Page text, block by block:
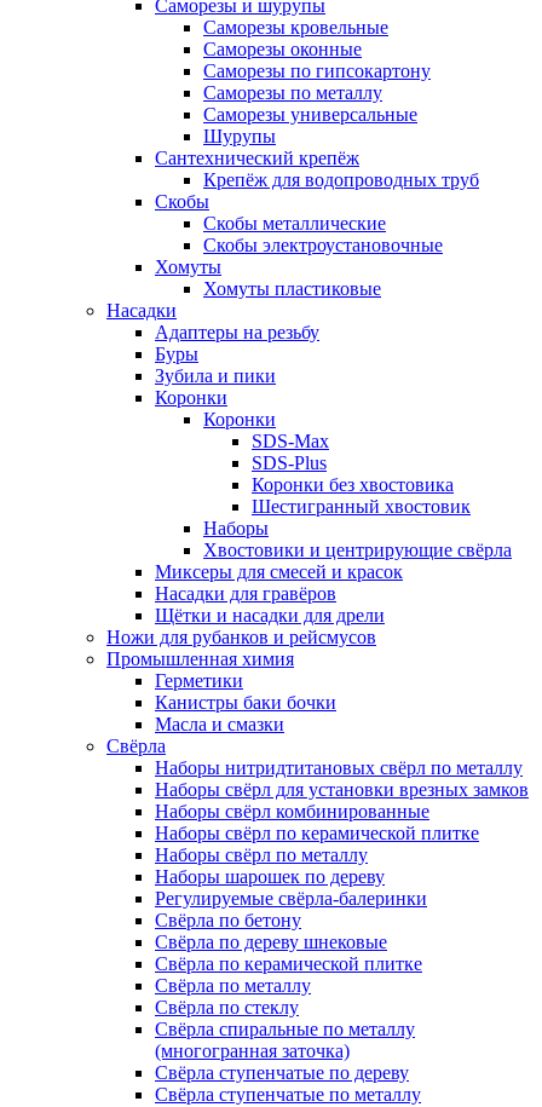
Саморезы и шурупы
Саморезы кровельные
Саморезы оконные
Саморезы по гипсокартону
Саморезы по металлу
Саморезы универсальные
Шурупы
Сантехнический крепёж
Крепёж для водопроводных труб
Скобы
Скобы металлические
Скобы электроустановочные
Хомуты
Хомуты пластиковые
Насадки
Адаптеры на резьбу
Буры
Зубила и пики
Коронки
Коронки
SDS-Max
SDS-Plus
Коронки без хвостовика
Шестигранный хвостовик
Наборы
Хвостовики и центрирующие свёрла
Миксеры для смесей и красок
Насадки для гравёров
Щётки и насадки для дрели
Ножи для рубанков и рейсмусов
Промышленная химия
Герметики
Канистры баки бочки
Масла и смазки
Свёрла
Наборы нитридтитановых свёрл по металлу
Наборы свёрл для установки врезных замков
Наборы свёрл комбинированные
Наборы свёрл по керамической плитке
Наборы свёрл по металлу
Наборы шарошек по дереву
Регулируемые свёрла-балеринки
Свёрла по бетону
Свёрла по дереву шнековые
Свёрла по керамической плитке
Свёрла по металлу
Свёрла по стеклу
Свёрла спиральные по металлу
(многогранная заточка)
Свёрла ступенчатые по дереву
Свёрла ступенчатые по металлу